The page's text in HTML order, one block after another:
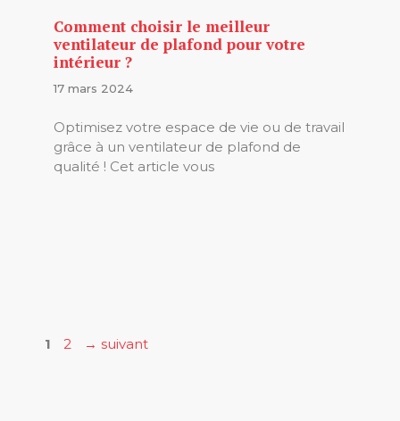
Comment choisir le meilleur
ventilateur de plafond pour votre
intérieur ?
17 mars 2024
Optimisez votre espace de vie ou de travail
grâce à un ventilateur de plafond de
qualité ! Cet article vous
Page
1 Page
2 → suivant